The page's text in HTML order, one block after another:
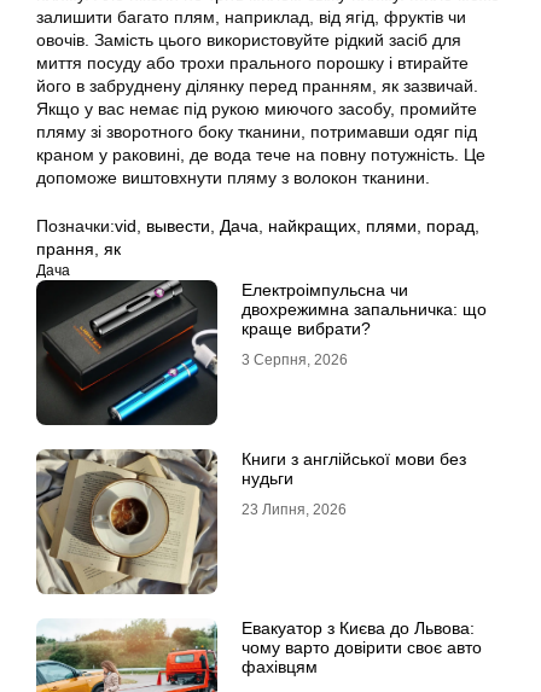
залишити багато плям, наприклад, від ягід, фруктів чи
овочів. Замість цього використовуйте рідкий засіб для
миття посуду або трохи прального порошку і втирайте
його в забруднену ділянку перед пранням, як зазвичай.
Якщо у вас немає під рукою миючого засобу, промийте
пляму зі зворотного боку тканини, потримавши одяг під
краном у раковині, де вода тече на повну потужність. Це
допоможе виштовхнути пляму з волокон тканини.
Позначки:vid, вывести, Дача, найкращих, плями, порад,
прання, як
Дача
Електроімпульсна чи
двохрежимна запальничка: що
краще вибрати?
3 Серпня, 2026
Книги з англійської мови без
нудьги
23 Липня, 2026
Евакуатор з Києва до Львова:
чому варто довірити своє авто
фахівцям